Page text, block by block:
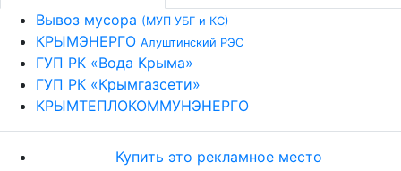
Вывоз мусора (МУП УБГ и КС)
КРЫМЭНЕРГО Алуштинский РЭС
ГУП РК «Вода Крыма»
ГУП РК «Крымгазсети»
КРЫМТЕПЛОКОММУНЭНЕРГО
Купить это рекламное место